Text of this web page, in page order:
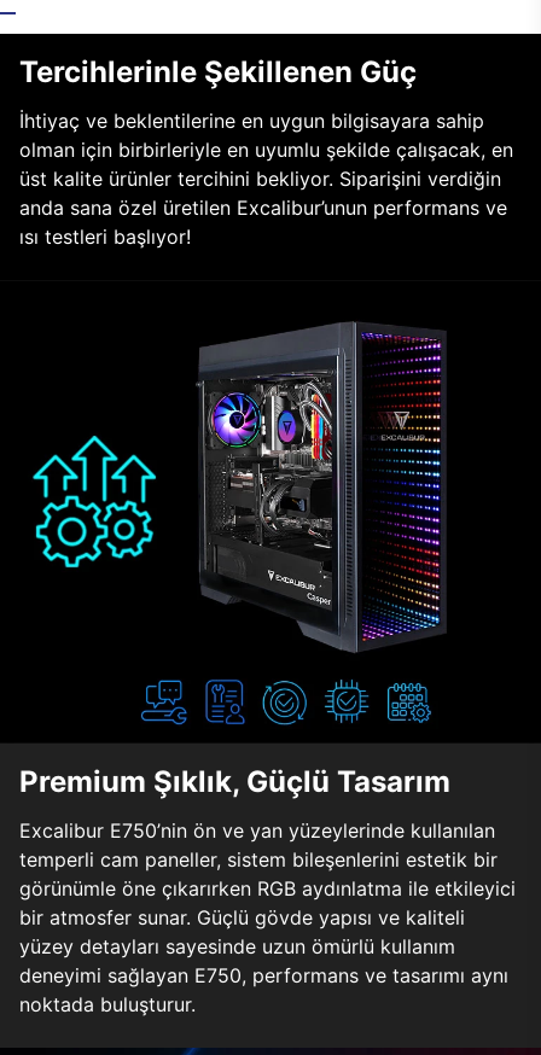
Tercihlerinle Şekillenen Güç
İhtiyaç ve beklentilerine en uygun bilgisayara sahip
olman için birbirleriyle en uyumlu şekilde çalışacak, en
üst kalite ürünler tercihini bekliyor. Siparişini verdiğin
anda sana özel üretilen Excalibur’unun performans ve
ısı testleri başlıyor!
Premium Şıklık, Güçlü Tasarım
Excalibur E750’nin ön ve yan yüzeylerinde kullanılan
temperli cam paneller, sistem bileşenlerini estetik bir
görünümle öne çıkarırken RGB aydınlatma ile etkileyici
bir atmosfer sunar. Güçlü gövde yapısı ve kaliteli
yüzey detayları sayesinde uzun ömürlü kullanım
deneyimi sağlayan E750, performans ve tasarımı aynı
noktada buluşturur.